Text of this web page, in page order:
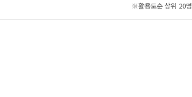
※활용도순 상위 20명